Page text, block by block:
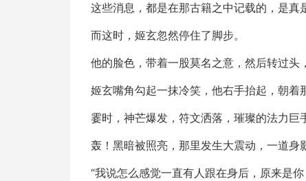
这些消息，都是在那古籍之中记载的，是真
而这时，姬玄忽然停住了脚步。
他的脸色，带着一股莫名之意，然后转过头
姬玄嘴角勾起一抹冷笑，他右手抬起，朝着
霎时，神芒爆发，符文洒落，璀璨的法力巨
轰！黑暗被照亮，那里发生大震动，一道身
“我说怎么感觉一直有人跟在身后，原来是你